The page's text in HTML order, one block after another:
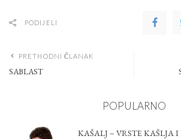
PODIJELI
PRETHODNI ČLANAK
SABLAST
POPULARNO
KAŠALJ – VRSTE KAŠLJA